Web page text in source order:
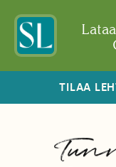
TILAA